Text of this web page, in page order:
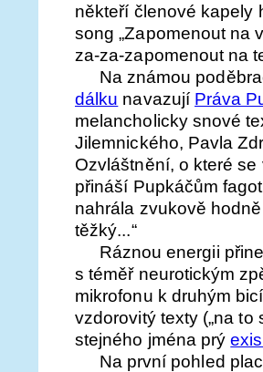
někteří členové kapely
song „Zapomenout na
za-za-zapomenout na
Na známou
dálku navazují Práva
melancholicky snové
Jilemnického, Pavla
Ozvláštnění, o které
přináší Pupkáčům
nahrála zvukově
těžký...“
Ráznou energii
s téměř neurotickým
mikrofonu k druhým
vzdorovitý texty („na to
stejného jména prý
Na první pohled